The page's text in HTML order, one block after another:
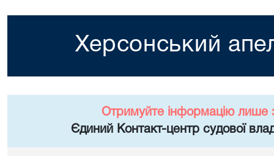
Херсонський
Отримуйте інформацію лише
Єдиний Контакт-центр судової